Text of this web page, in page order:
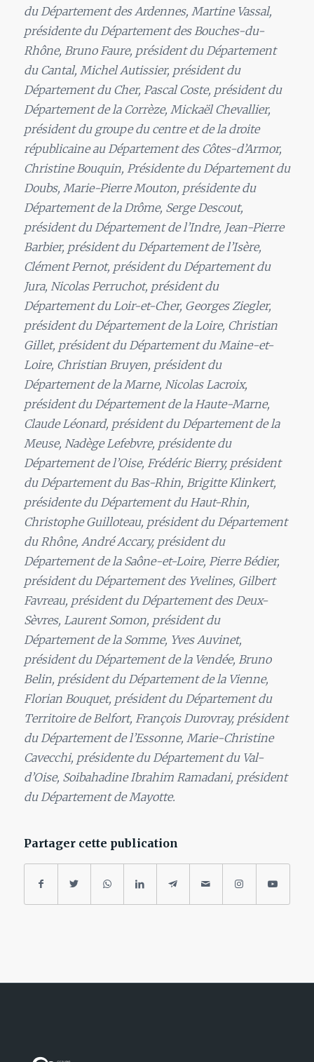
du Département des Ardennes, Martine Vassal,
présidente du Département des Bouches-du-
Rhône, Bruno Faure, président du Département
du Cantal, Michel Autissier, président du
Département du Cher, Pascal Coste, président du
Département de la Corrèze, Mickaël Chevallier,
président du groupe du centre et de la droite
républicaine au Département des Côtes-d’Armor,
Christine Bouquin, Présidente du Département du
Doubs, Marie-Pierre Mouton, présidente du
Département de la Drôme, Serge Descout,
président du Département de l’Indre, Jean-Pierre
Barbier, président du Département de l’Isère,
Clément Pernot, président du Département du
Jura, Nicolas Perruchot, président du
Département du Loir-et-Cher, Georges Ziegler,
président du Département de la Loire, Christian
Gillet, président du Département du Maine-et-
Loire, Christian Bruyen, président du
Département de la Marne, Nicolas Lacroix,
président du Département de la Haute-Marne,
Claude Léonard, président du Département de la
Meuse, Nadège Lefebvre, présidente du
Département de l’Oise, Frédéric Bierry, président
du Département du Bas-Rhin, Brigitte Klinkert,
présidente du Département du Haut-Rhin,
Christophe Guilloteau, président du Département
du Rhône, André Accary, président du
Département de la Saône-et-Loire, Pierre Bédier,
président du Département des Yvelines, Gilbert
Favreau, président du Département des Deux-
Sèvres, Laurent Somon, président du
Département de la Somme, Yves Auvinet,
président du Département de la Vendée, Bruno
Belin, président du Département de la Vienne,
Florian Bouquet, président du Département du
Territoire de Belfort, François Durovray, président
du Département de l’Essonne, Marie-Christine
Cavecchi, présidente du Département du Val-
d’Oise, Soibahadine Ibrahim Ramadani, président
du Département de Mayotte.
Partager cette publication